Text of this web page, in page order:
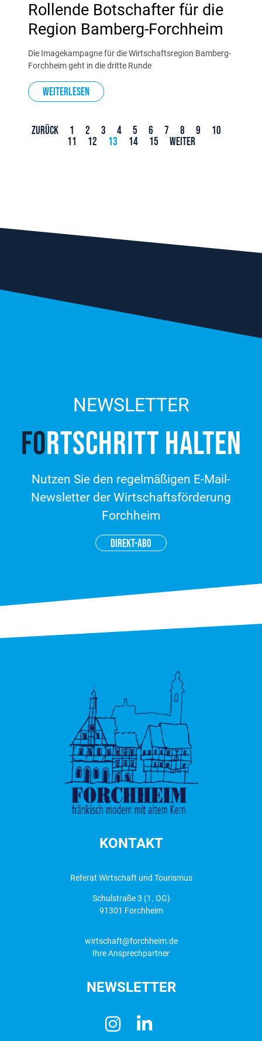
Rollende Botschafter für die
Region Bamberg-Forchheim
Die Imagekampagne für die Wirtschaftsregion Bamberg-
Forchheim geht in die dritte Runde
Weiterlesen
Zurück 1 2 3 4 5 6 7 8 9
10
11
12 13 14 15 Weiter
NEWSLETTER
FORT­SCHRITT HALTEN
Nutzen Sie den regelmäßigen E-Mail-
Newsletter der Wirtschaftsförderung
Forchheim
DIREKT-ABO
KONTAKT
Referat Wirtschaft und Tourismus
Schulstraße 3 (1. OG)
91301 Forchheim
wirtschaft@forchheim.de
Ihre Ansprechpartner
NEWSLETTER